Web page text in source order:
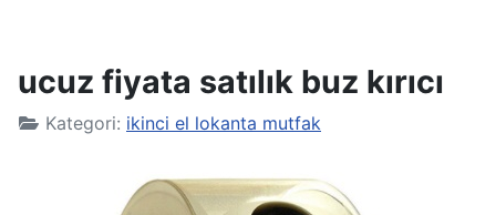
ucuz fiyata satılık buz kırıcı
Kategori: ikinci el lokanta mutfak